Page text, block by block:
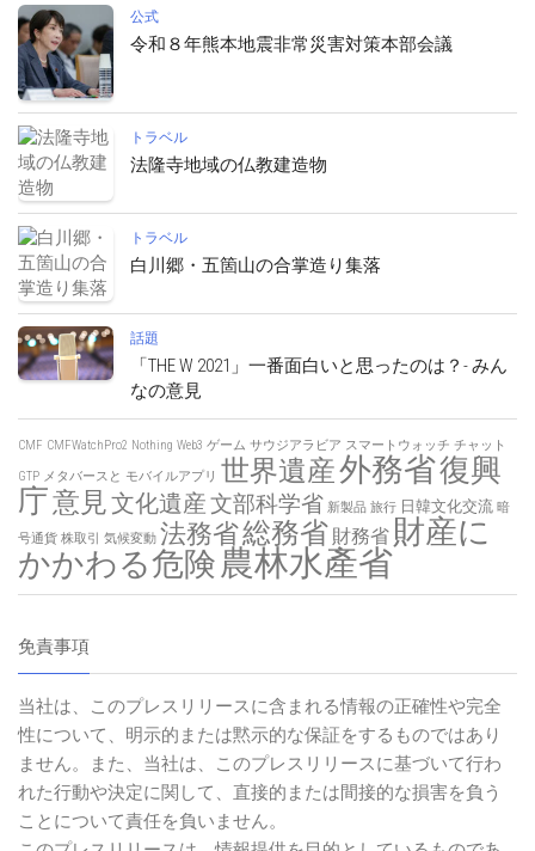
公式
令和８年熊本地震非常災害対策本部会議
トラベル
法隆寺地域の仏教建造物
トラベル
白川郷・五箇山の合掌造り集落
話題
「THE W 2021」一番面白いと思ったのは？- みん
なの意見
CMF CMFWatchPro2 Nothing Web3 ゲーム サウジアラビア スマートウォッチ チャット
GTP メタバースと モバイルアプリ 世界遺産外務省復興
庁意見文化遺産文部科学省 新製品 旅行 日韓文化交流 暗
号通貨 株取引 気候変動 法務省総務省 財務省 財産に
かかわる危険農林水產省
免責事項
当社は、このプレスリリースに含まれる情報の正確性や完全
性について、明示的または黙示的な保証をするものではあり
ません。また、当社は、このプレスリリースに基づいて行わ
れた行動や決定に関して、直接的または間接的な損害を負う
ことについて責任を負いません。